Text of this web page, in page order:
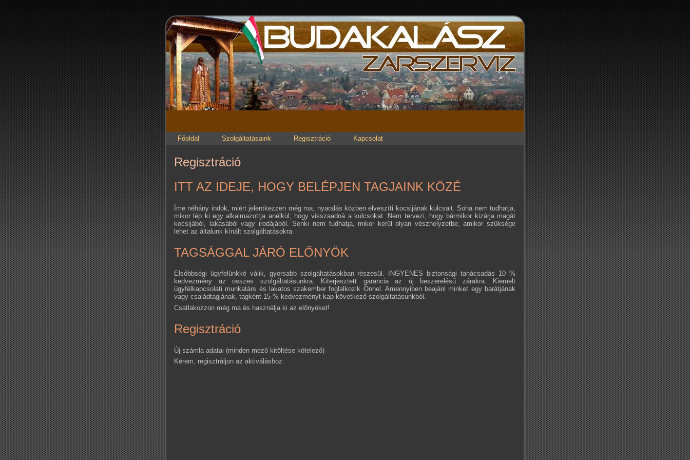
Főoldal Szolgáltatásaink Regisztráció Kapcsolat
Regisztráció
ITT AZ IDEJE, HOGY BELÉPJEN TAGJAINK KÖZÉ
Íme néhány indok, miért jelentkezzen még ma: nyaralás közben elveszíti kocsijának kulcsait. Soha nem tudhatja,
mikor lép ki egy alkalmazottja anélkül, hogy visszaadná a kulcsokat. Nem tervezi, hogy bármikor kizárja magát
kocsijából, lakásából vagy irodájából. Senki nem tudhatja, mikor kerül olyan vészhelyzetbe, amikor szüksége
lehet az általunk kínált szolgáltatásokra.
TAGSÁGGAL JÁRÓ ELŐNYÖK
Elsőbbségi ügyfelünkké válik, gyorsabb szolgáltatásokban részesül. INGYENES biztonsági tanácsadás 10 %
kedvezmény az összes szolgáltatásunkra. Kiterjesztett garancia az új beszerelésű zárakra. Kiemelt
ügyfélkapcsolati munkatárs és lakatos szakember foglalkozik Önnel. Amennyiben beajánl minket egy barátjának
vagy családtagjának, tagként 15 % kedvezményt kap következő szolgáltatásunkból.
Csatlakozzon még ma és használja ki az előnyöket!
Regisztráció
Új számla adatai (minden mező kitöltése kötelező)
Kérem, regisztráljon az aktiváláshoz: